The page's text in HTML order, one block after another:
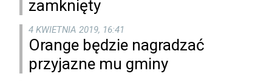
zamknięty
4 KWIETNIA 2019, 16:41
Orange będzie nagradzać
przyjazne mu gminy